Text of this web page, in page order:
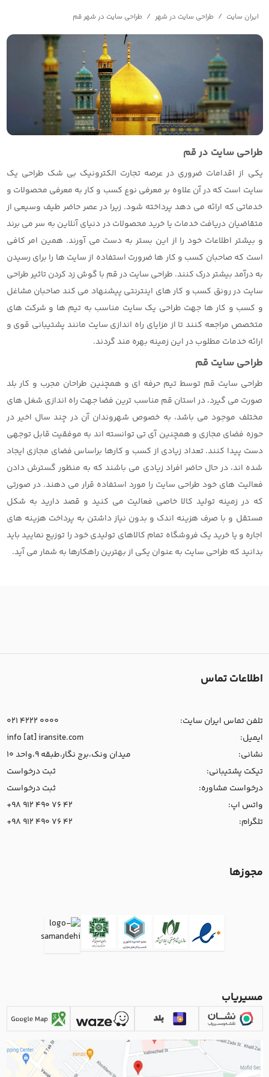
ایران سایت / طراحی سایت در شهر / طراحی سایت در شهر قم
طراحی سایت در قم
یکی از اقدامات ضروری در عرصه تجارت الکترونیک بی شک طراحی یک
سایت است که در آن علاوه بر معرفی نوع کسب و کار به معرفی محصولات و
خدماتی که ارائه می دهد پرداخته شود. زیرا در عصر حاضر طیف وسیعی از
متقاضیان دریافت خدمات یا خرید محصولات در دنیای آنلاین به سر می برند
و بیشتر اطلاعات خود را از این بستر به دست می آورند. همین امر کافی
است که صاحبان کسب و کار ها ضرورت استفاده از سایت ها را برای رسیدن
به درآمد بیشتر درک کنند. طراحی سایت در قم با گوش زد کردن تاثیر طراحی
سایت در رونق کسب و کار های اینترنتی پیشنهاد می کند صاحبان مشاغل
و کسب و کار ها جهت طراحی یک سایت مناسب به تیم ها و شرکت های
متخصص مراجعه کنند تا از مزایای راه اندازی سایت مانند پشتیبانی قوی و
ارائه خدمات مطلوب در این زمینه بهره مند گردند.
طراحی سایت قم
طراحی سایت قم توسط تیم حرفه ای و همچنین طراحان مجرب و کار بلد
صورت می گیرد، در استان قم مناسب ترین فضا جهت راه اندازی شغل های
مختلف موجود می باشد، به خصوص شهروندان آن در چند سال اخیر در
حوزه فضای مجازی و همچنین آی تی توانسته اند به موفقیت قابل توجهی
دست پیدا کنند. تعداد زیادی از کسب و کارها براساس فضای مجازی ایجاد
شده اند، در حال حاضر افراد زیادی می باشند که به منظور گسترش دادن
فعالیت های خود طراحی سایت را مورد استفاده قرار می دهند. در صورتی
که در زمینه تولید کالا خاصی فعالیت می کنید و قصد دارید به شکل
مستقل و با صرف هزینه اندک و بدون نیاز داشتن به پرداخت هزینه های
اجاره و یا خرید یک فروشگاه تمام کالاهای تولیدی خود را توزیع نمایید باید
بدانید که طراحی سایت به عنوان یکی از بهترین راهکارها به شمار می آید.
اطلاعات تماس
تلفن تماس ایران سایت:
021 4222 0000
ایمیل:
info [at] iransite.com
نشانی:
میدان ونک،برج نگار،طبقه 9،واحد 10
تیکت پشتیبانی:
ثبت درخواست
درخواست مشاوره:
ثبت درخواست
واتس اپ:
+98 912 490 76 42
تلگرام:
+98 912 490 76 42
مجوزها
مسیریاب